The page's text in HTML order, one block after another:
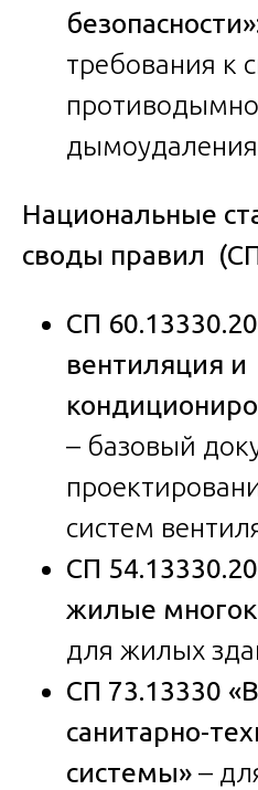
требования к
Национальные
своды правил
СП
вентиляция и
– базовый
систем
СП
жилые
для жилых
СП 73.13330
санитарно-
системы» –